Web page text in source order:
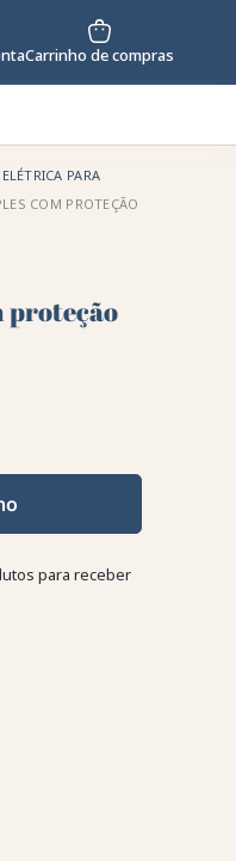
Carrinho de compras
PARA
COM PROTEÇÃO
proteção
para receber